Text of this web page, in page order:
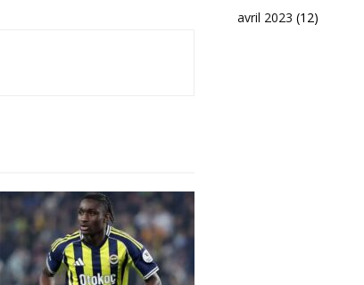
avril 2023 (12)